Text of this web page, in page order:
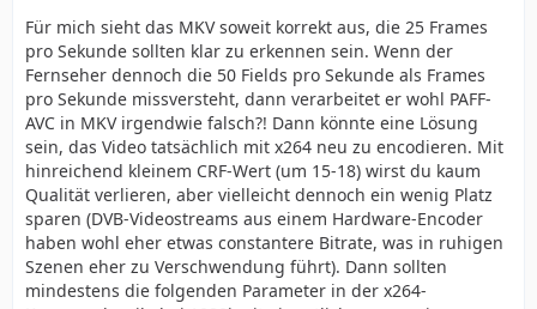
Für mich sieht das MKV soweit korrekt aus, die 25 Frames
pro Sekunde sollten klar zu erkennen sein. Wenn der
Fernseher dennoch die 50 Fields pro Sekunde als Frames
pro Sekunde missversteht, dann verarbeitet er wohl PAFF-
AVC in MKV irgendwie falsch?! Dann könnte eine Lösung
sein, das Video tatsächlich mit x264 neu zu encodieren. Mit
hinreichend kleinem CRF-Wert (um 15-18) wirst du kaum
Qualität verlieren, aber vielleicht dennoch ein wenig Platz
sparen (DVB-Videostreams aus einem Hardware-Encoder
haben wohl eher etwas constantere Bitrate, was in ruhigen
Szenen eher zu Verschwendung führt). Dann sollten
mindestens die folgenden Parameter in der x264-